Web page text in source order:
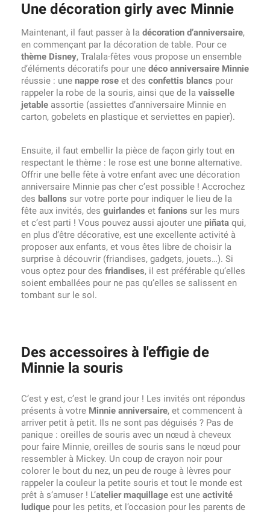
Une décoration girly avec Minnie
Maintenant, il faut passer à la décoration d’anniversaire,
en commençant par la décoration de table. Pour ce
thème Disney, Tralala-fêtes vous propose un ensemble
d’éléments décoratifs pour une déco anniversaire Minnie
réussie : une nappe rose et des confettis blancs pour
rappeler la robe de la souris, ainsi que de la vaisselle
jetable assortie (assiettes d’anniversaire Minnie en
carton, gobelets en plastique et serviettes en papier).
Ensuite, il faut embellir la pièce de façon girly tout en
respectant le thème : le rose est une bonne alternative.
Offrir une belle fête à votre enfant avec une décoration
anniversaire Minnie pas cher c’est possible ! Accrochez
des ballons sur votre porte pour indiquer le lieu de la
fête aux invités, des guirlandes et fanions sur les murs
et c’est parti ! Vous pouvez aussi ajouter une piñata qui,
en plus d’être décorative, est une excellente activité à
proposer aux enfants, et vous êtes libre de choisir la
surprise à découvrir (friandises, gadgets, jouets…). Si
vous optez pour des friandises, il est préférable qu’elles
soient emballées pour ne pas qu’elles se salissent en
tombant sur le sol.
Des accessoires à l'effigie de
Minnie la souris
C’est y est, c’est le grand jour ! Les invités ont répondus
présents à votre Minnie anniversaire, et commencent à
arriver petit à petit. Ils ne sont pas déguisés ? Pas de
panique : oreilles de souris avec un nœud à cheveux
pour faire Minnie, oreilles de souris sans le nœud pour
ressembler à Mickey. Un coup de crayon noir pour
colorer le bout du nez, un peu de rouge à lèvres pour
rappeler la couleur la petite souris et tout le monde est
prêt à s’amuser ! L’atelier maquillage est une activité
ludique pour les petits, et l’occasion pour les parents de